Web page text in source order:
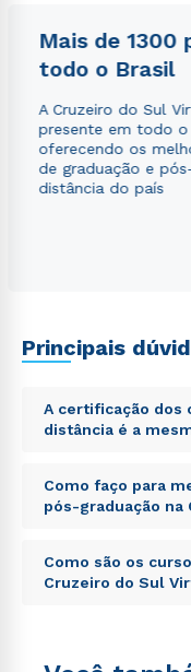
Mais de 1300
todo o Brasil
A Cruzeiro do Sul
presente em todo o
oferecendo os
de graduação e
distância do país
Principais
A certificação dos
distância é a
Sed ut perspiciatis
voluptatem
totam rem
explicabo. Nemo
voluptas sit
Como faço para
pós-graduação na
Sed ut perspiciatis
voluptatem
Como são os
Cruzeiro do Sul
Estou de acordo
autorizo que
envio de